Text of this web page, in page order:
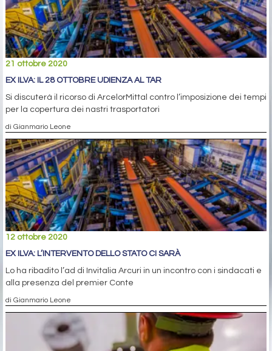
21 ottobre 2020
EX ILVA: IL 28 OTTOBRE UDIENZA AL TAR
Si discuterà il ricorso di ArcelorMittal contro l’imposizione dei tempi
per la copertura dei nastri trasportatori
di Gianmario Leone
12 ottobre 2020
EX ILVA: L’INTERVENTO DELLO STATO CI SARÀ
Lo ha ribadito l’ad di Invitalia Arcuri in un incontro con i sindacati e
alla presenza del premier Conte
di Gianmario Leone